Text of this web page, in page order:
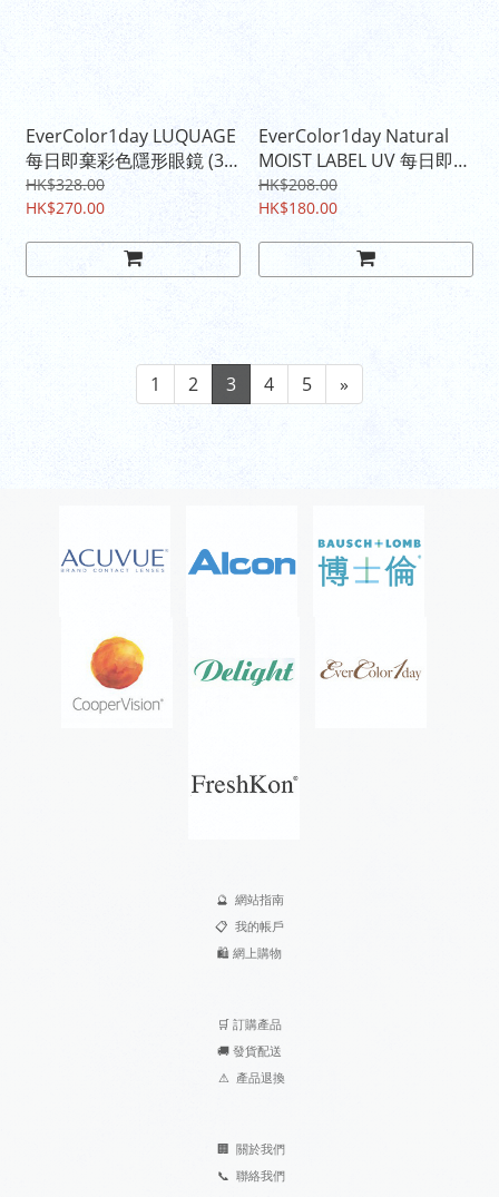
EverColor1day LUQUAGE
每日即棄彩色隱形眼鏡 (30
片裝)
HK$328.00
HK$270.00
EverColor1day Natural
MOIST LABEL UV 每日即棄
彩色隱形眼鏡 (20片裝)
HK$208.00
HK$180.00
1 2 3 4 5 »
🔮 網站指南
📋 我的帳戶
🛍️ 網上購物
🛒 訂購產品
🚚 發貨配送
⚠ 產品退換
🏢 關於我們
📞 聯絡我們